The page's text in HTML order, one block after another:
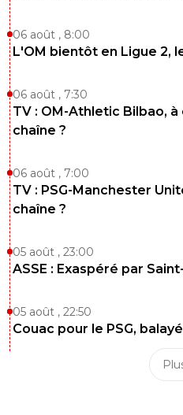
06 août , 8:00
L'OM bientôt en Ligue 2,
06 août , 7:30
TV : OM-Athletic Bilbao,
chaîne ?
06 août , 7:00
TV : PSG-Manchester
chaîne ?
05 août , 23:00
ASSE : Exaspéré par
05 août , 22:50
Couac pour le PSG,